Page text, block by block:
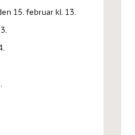
15. februar kl. 13.